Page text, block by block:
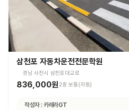
삼천포 자동차운전전문학원
경남 사천시 삼천포대교로
836,000원2종 보통(자동)
작성자 : 카레라GT